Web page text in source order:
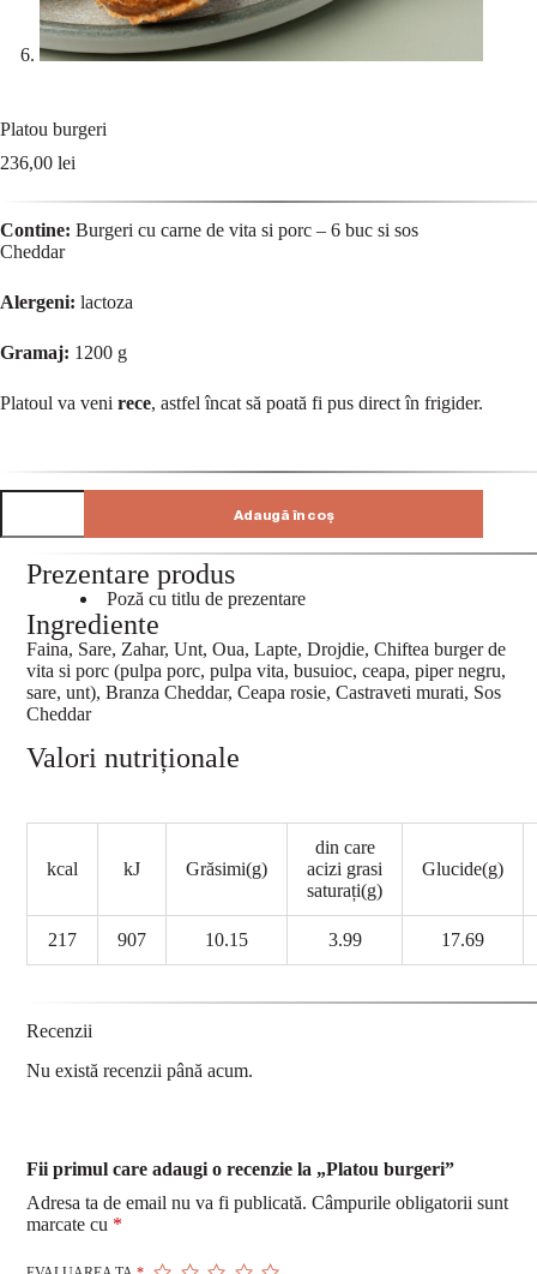
Platou burgeri
236,00 lei
Contine: Burgeri cu carne de vita si porc – 6 buc si sos
Cheddar
Alergeni: lactoza
Gramaj: 1200 g
Platoul va veni rece, astfel încat să poată fi pus direct în frigider.
Adaugă în coș
Prezentare produs
Poză cu titlu de prezentare
Ingrediente
Faina, Sare, Zahar, Unt, Oua, Lapte, Drojdie, Chiftea burger de
vita si porc (pulpa porc, pulpa vita, busuioc, ceapa, piper negru,
sare, unt), Branza Cheddar, Ceapa rosie, Castraveti murati, Sos
Cheddar
Valori nutriționale
kcal kJ Grăsimi(g)
din care
acizi grasi
saturați(g)
Glucide(g)
217 907 10.15 3.99 17.69
Recenzii
Nu există recenzii până acum.
Fii primul care adaugi o recenzie la „Platou burgeri”
Adresa ta de email nu va fi publicată. Câmpurile obligatorii sunt
marcate cu *